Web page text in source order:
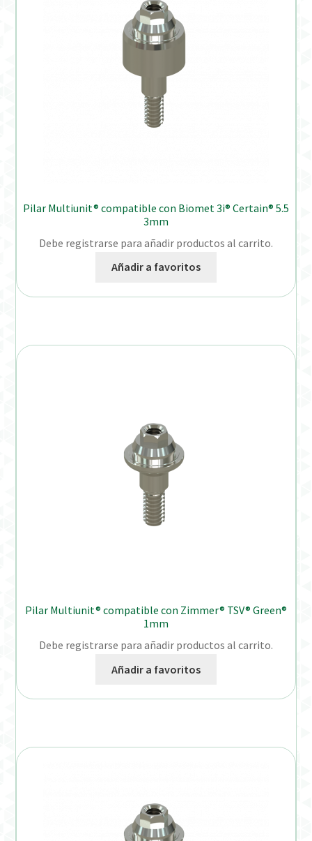
Pilar Multiunit® compatible con Biomet 3i® Certain® 5.5
3mm
Debe registrarse para añadir productos al carrito.
Añadir a favoritos
Pilar Multiunit® compatible con Zimmer® TSV® Green®
1mm
Debe registrarse para añadir productos al carrito.
Añadir a favoritos